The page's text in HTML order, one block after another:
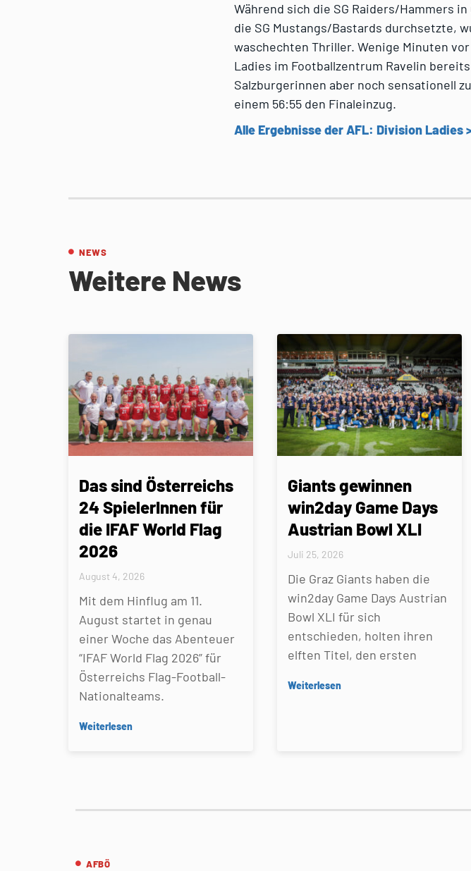
Während sich die SG Raiders/Hammers
die SG Mustangs/Bastards durchsetzte,
waschechten Thriller. Wenige Minuten
Ladies im Footballzentrum Ravelin
Salzburgerinnen aber noch sensationell
einem 56:55 den Finaleinzug.
Alle Ergebnisse der AFL: Division Ladies
NEWS
Weitere News
Das sind Österreichs
24 SpielerInnen für
die IFAF World Flag
2026
August 4, 2026
Mit dem Hinflug am 11.
August startet in genau
einer Woche das Abenteuer
“IFAF World Flag 2026” für
Österreichs Flag-Football-
Nationalteams.
Weiterlesen
Giants gewinnen
win2day Game Days
Austrian Bowl XLI
Juli 25, 2026
Die Graz Giants haben die
win2day Game Days Austrian
Bowl XLI für sich
entschieden, holten ihren
elften Titel, den ersten
Weiterlesen
AFBÖ